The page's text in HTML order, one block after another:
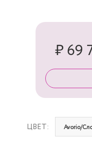
ЦВЕТ: Avorio/
₽ 69